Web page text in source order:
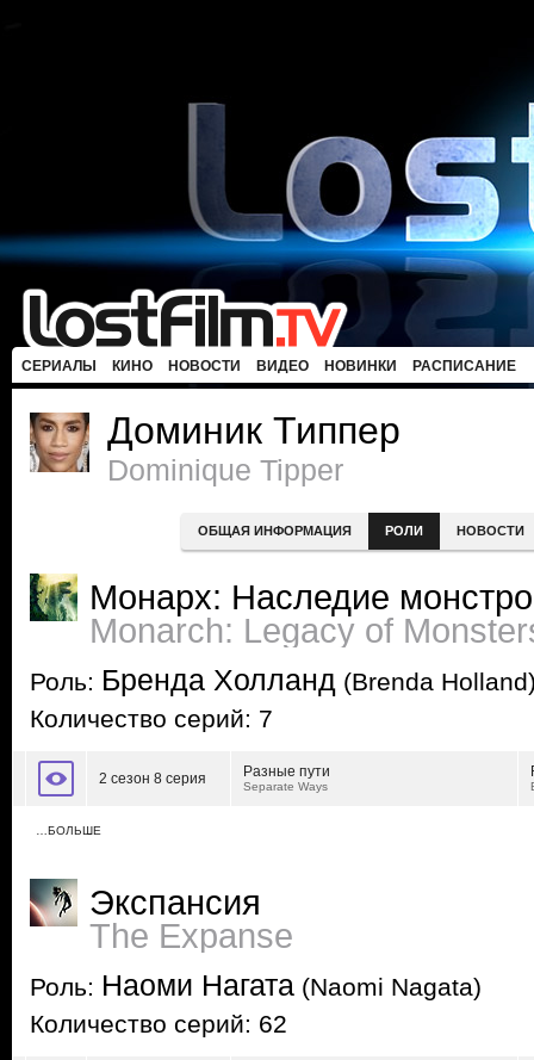
СЕРИАЛЫ КИНО НОВОСТИ ВИДЕО НОВИНКИ РАСПИСАНИЕ
Доминик Типпер
Dominique Tipper
ОБЩАЯ ИНФОРМАЦИЯ РОЛИ НОВОСТИ
Монарх: Наследие
Monarch: Legacy of
Роль: Бренда Холланд (Brenda
Количество серий: 7
2 сезон 8 серия Разные пути
Separate Ways
…БОЛЬШЕ
Экспансия
The Expanse
Роль: Наоми Нагата (Naomi Nagata)
Количество серий: 62